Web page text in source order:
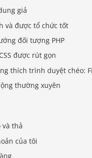
giả
và được tổ chức tốt
đối tượng PHP
được rút gọn
thích trình duyệt chéo:
thường xuyên
và thả
của tôi